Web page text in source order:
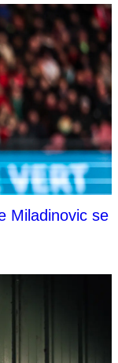
Miladinovic se